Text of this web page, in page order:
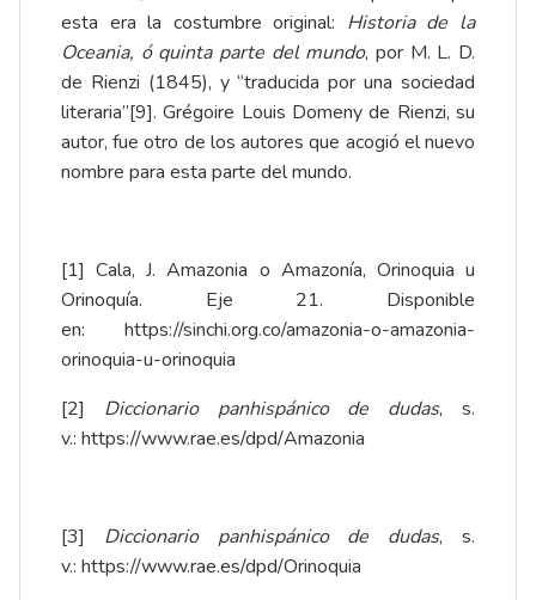
esta era la costumbre original: Historia de la
Oceania, ó quinta parte del mundo, por M. L. D.
de Rienzi (1845), y “traducida por una sociedad
literaria”[9]. Grégoire Louis Domeny de Rienzi, su
autor, fue otro de los autores que acogió el nuevo
nombre para esta parte del mundo.
[1] Cala, J. Amazonia o Amazonía, Orinoquia u
Orinoquía. Eje 21. Disponible
en: https://sinchi.org.co/amazonia-o-amazonia-
orinoquia-u-orinoquia
[2]
Diccionario panhispánico de dudas, s.
v.: https://www.rae.es/dpd/Amazonia
[3] Diccionario panhispánico de dudas, s.
v.: https://www.rae.es/dpd/Orinoquia